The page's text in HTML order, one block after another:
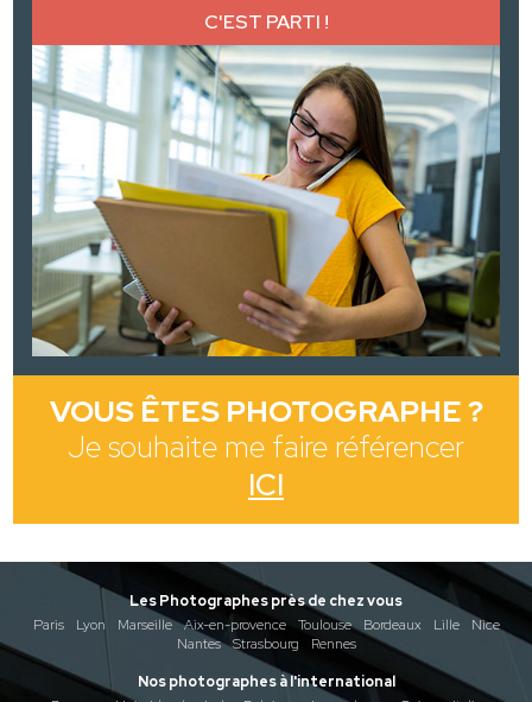
C'EST PARTI !
VOUS ÊTES PHOTOGRAPHE ?
Je souhaite me faire référencer
ICI
Les Photographes près de chez vous
Paris
Lyon Marseille Aix-en-provence Toulouse Bordeaux Lille
Nice
Nantes
Strasbourg
Rennes
Nos photographes à l'international